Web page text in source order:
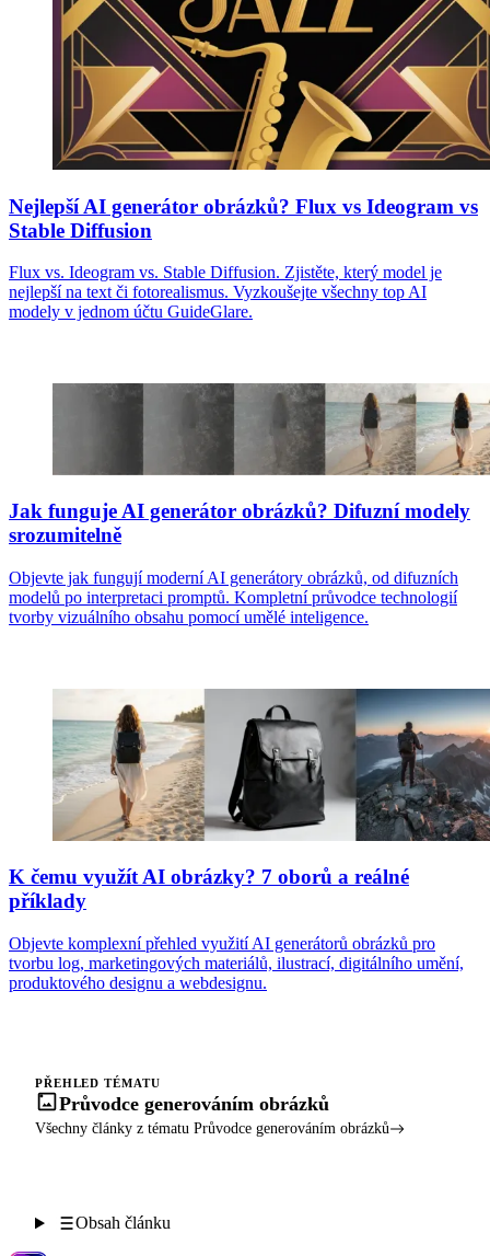
Nejlepší AI generátor obrázků? Flux vs Ideogram vs
Stable Diffusion
Flux vs. Ideogram vs. Stable Diffusion. Zjistěte, který model je
nejlepší na text či fotorealismus. Vyzkoušejte všechny top AI
modely v jednom účtu GuideGlare.
Jak funguje AI generátor obrázků? Difuzní modely
srozumitelně
Objevte jak fungují moderní AI generátory obrázků, od difuzních
modelů po interpretaci promptů. Kompletní průvodce technologií
tvorby vizuálního obsahu pomocí umělé inteligence.
K čemu využít AI obrázky? 7 oborů a reálné
příklady
Objevte komplexní přehled využití AI generátorů obrázků pro
tvorbu log, marketingových materiálů, ilustrací, digitálního umění,
produktového designu a webdesignu.
PŘEHLED TÉMATU
Průvodce generováním obrázků
Všechny články z tématu Průvodce generováním obrázků
Obsah článku